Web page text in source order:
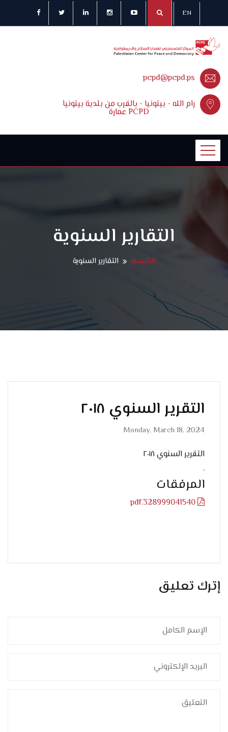
EN
pcpd@pcpd.ps
رام الله - بيتونيا - بالقرب من بلدية بيتونيا
عمارة PCPD
التقارير السنوية
الرئيسية التقارير السنوية
التقرير السنوي ٢٠١٨
Monday, March 18, 2024
التقرير السنوي ٢٠١٨
.
المرفقات
إترك تعليق